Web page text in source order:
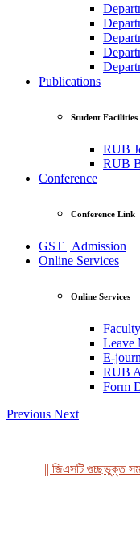
Publications
Student Facilities
RUB
RUB
Conference
Conference Link
GST | Admission
Online Services
Online Services
Leave
E-
RUB
Form
Previous Next
|| জিএসটি গুচ্ছভুক্ত